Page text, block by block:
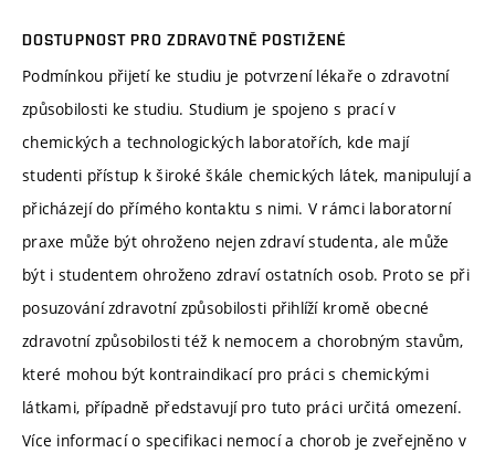
DOSTUPNOST PRO ZDRAVOTNĚ POSTIŽENÉ
Podmínkou přijetí ke studiu je potvrzení lékaře o zdravotní
způsobilosti ke studiu. Studium je spojeno s prací v
chemických a technologických laboratořích, kde mají
studenti přístup k široké škále chemických látek, manipulují a
přicházejí do přímého kontaktu s nimi. V rámci laboratorní
praxe může být ohroženo nejen zdraví studenta, ale může
být i studentem ohroženo zdraví ostatních osob. Proto se při
posuzování zdravotní způsobilosti přihlíží kromě obecné
zdravotní způsobilosti též k nemocem a chorobným stavům,
které mohou být kontraindikací pro práci s chemickými
látkami, případně představují pro tuto práci určitá omezení.
Více informací o specifikaci nemocí a chorob je zveřejněno v